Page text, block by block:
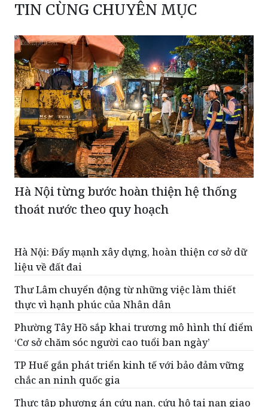
TIN CÙNG CHUYÊN MỤC
Hà Nội từng bước hoàn thiện hệ thống
thoát nước theo quy hoạch
Hà Nội: Đẩy mạnh xây dựng, hoàn thiện cơ sở dữ
liệu về đất đai
Thư Lâm chuyển động từ những việc làm thiết
thực vì hạnh phúc của Nhân dân
Phường Tây Hồ sắp khai trương mô hình thí điểm
‘Cơ sở chăm sóc người cao tuổi ban ngày’
TP Huế gắn phát triển kinh tế với bảo đảm vững
chắc an ninh quốc gia
Thực tập phương án cứu nạn, cứu hộ tai nạn giao